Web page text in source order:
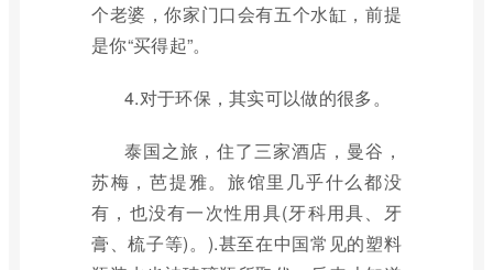
个老婆，你家门口会有五个水缸，前提
是你“买得起”。
4.对于环保，其实可以做的很多。
泰国之旅，住了三家酒店，曼谷，
苏梅，芭提雅。旅馆里几乎什么都没
有，也没有一次性用具(牙科用具、牙
膏、梳子等)。).甚至在中国常见的塑料